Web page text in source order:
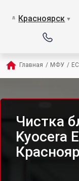
Красноярск ▼
Главная / МФУ /
Чистка
Kyocera